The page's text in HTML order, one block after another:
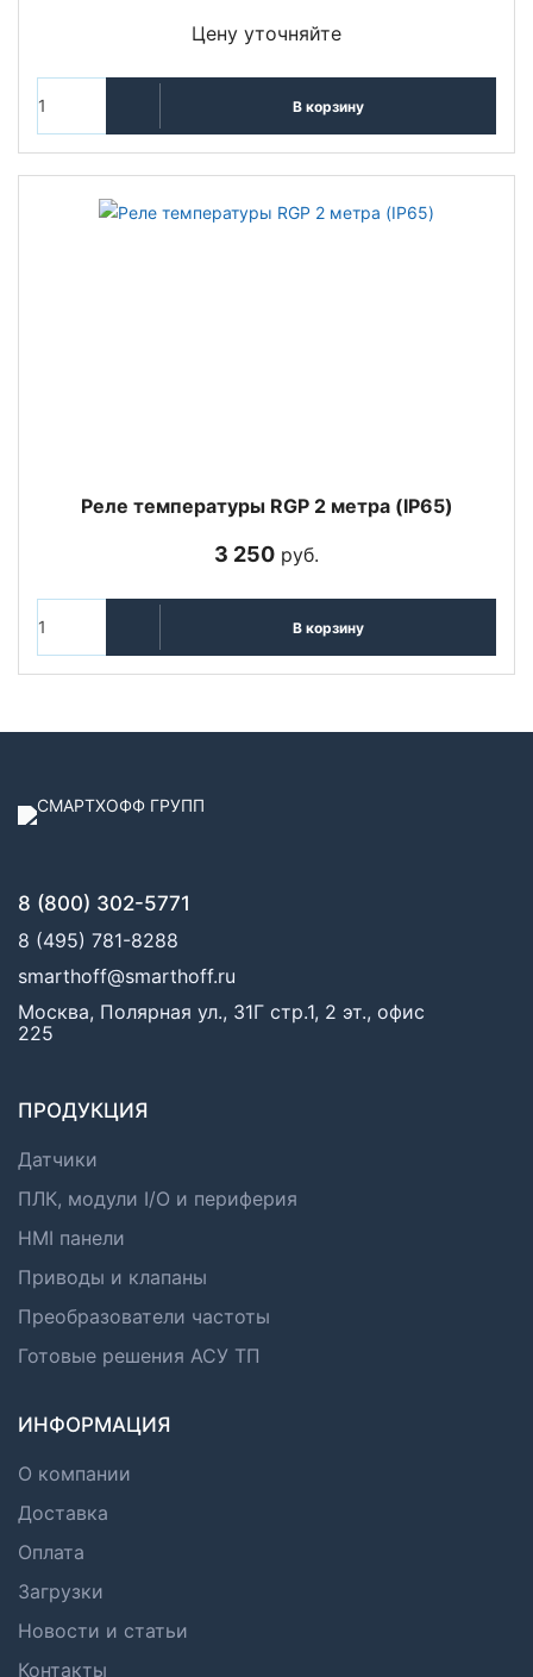
Цену уточняйте
В корзину
Реле температуры RGP 2 метра (IP65)
3 250 руб.
В корзину
8 (800) 302-5771
8 (495) 781-8288
smarthoff@smarthoff.ru
Москва, Полярная ул., 31Г стр.1, 2 эт., офис
225
ПРОДУКЦИЯ
Датчики
ПЛК, модули I/O и периферия
HMI панели
Приводы и клапаны
Преобразователи частоты
Готовые решения АСУ ТП
ИНФОРМАЦИЯ
О компании
Доставка
Оплата
Загрузки
Новости и статьи
Контакты